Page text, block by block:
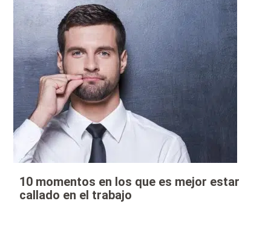
10 momentos en los que es mejor estar
callado en el trabajo